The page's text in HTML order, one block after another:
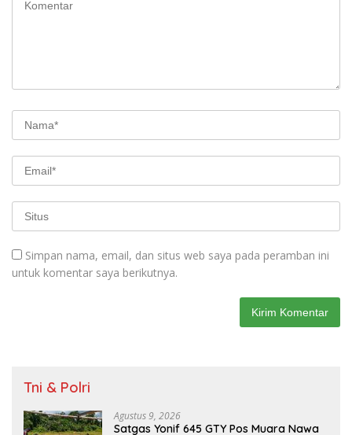
Simpan nama, email, dan situs web saya pada peramban ini
untuk komentar saya berikutnya.
Tni & Polri
Agustus 9, 2026
Satgas Yonif 645 GTY Pos Muara Nawa